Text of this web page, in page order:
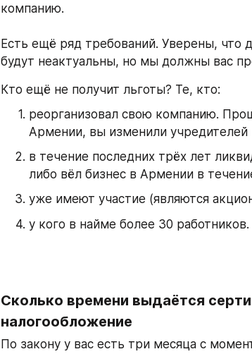
компанию.
Есть ещё ряд требований. Уверены, что
будут неактуальны, но мы должны вас
Кто ещё не получит льготы? Те, кто:
реорганизовал свою компанию.
Армении, вы изменили учредителей
в течение последних трёх лет
либо вёл бизнес в Армении в
уже имеют участие (являются
у кого в найме более 30 работников.
Сколько времени выдаётся
налогообложение
По закону у вас есть три месяца с